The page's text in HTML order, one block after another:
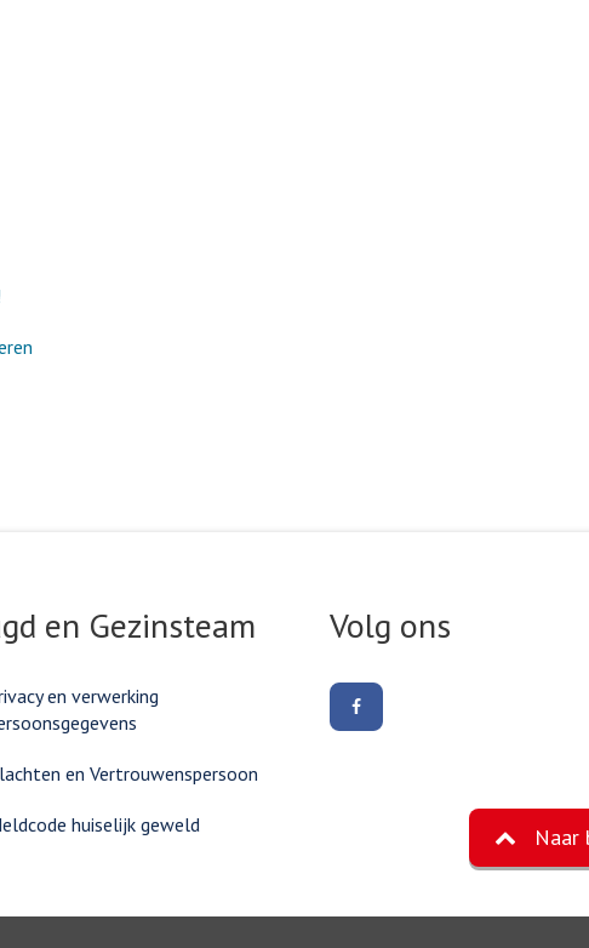
en Gezinsteam
en verwerking
en Vertrouwenspersoon
huiselijk geweld
Volg ons
ons
Naar
©2026, Gemeente Eemnes